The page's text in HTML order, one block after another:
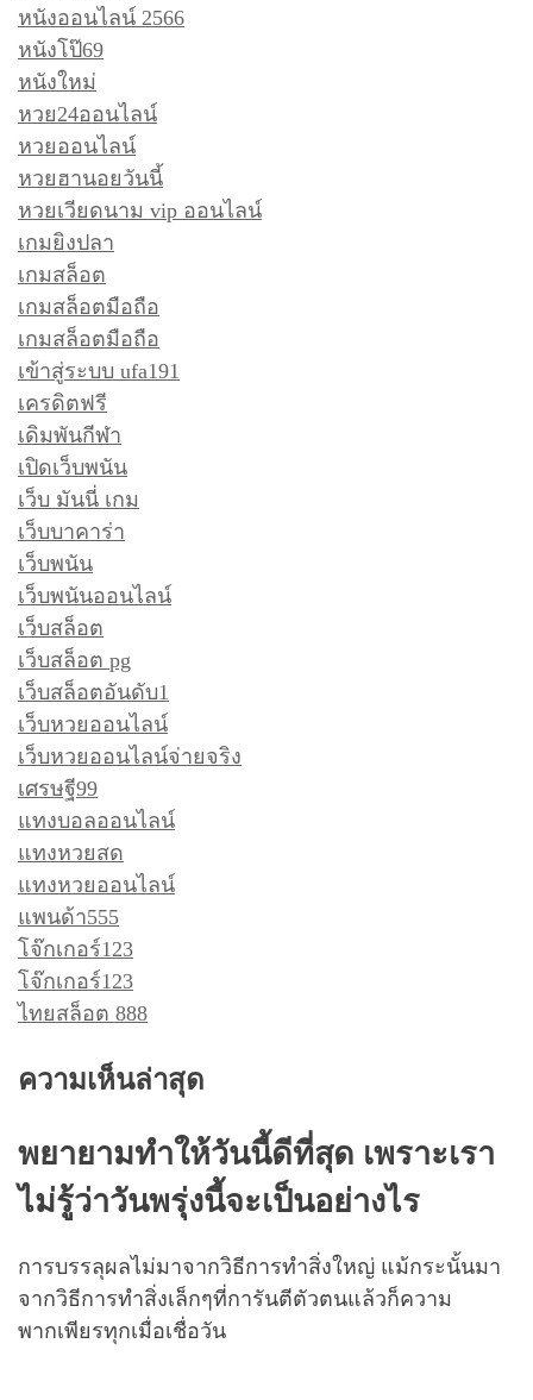
หนังออนไลน์ 2566
หนังโป๊69
หนังใหม่
หวย24ออนไลน์
หวยออนไลน์
หวยฮานอยวันนี้
หวยเวียดนาม vip ออนไลน์
เกมยิงปลา
เกมสล็อต
เกมสล็อตมือถือ
เกมสล็อตมือถือ
เข้าสู่ระบบ ufa191
เครดิตฟรี
เดิมพันกีฬา
เปิดเว็บพนัน
เว็บ มันนี่ เกม
เว็บบาคาร่า
เว็บพนัน
เว็บพนันออนไลน์
เว็บสล็อต
เว็บสล็อต pg
เว็บสล็อตอันดับ1
เว็บหวยออนไลน์
เว็บหวยออนไลน์จ่ายจริง
เศรษฐี99
แทงบอลออนไลน์
แทงหวยสด
แทงหวยออนไลน์
แพนด้า555
โจ๊กเกอร์123
โจ๊กเกอร์123
ไทยสล็อต 888
ความเห็นล่าสุด
พยายามทำให้วันนี้ดีที่สุด เพราะเรา
ไม่รู้ว่าวันพรุ่งนี้จะเป็นอย่างไร
การบรรลุผลไม่มาจากวิธีการทำสิ่งใหญ่ แม้กระนั้นมา
จากวิธีการทำสิ่งเล็กๆที่การันตีตัวตนแล้วก็ความ
พากเพียรทุกเมื่อเชื่อวัน